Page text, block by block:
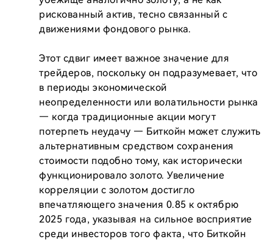
рискованный актив, тесно связанный с
движениями фондового рынка.
Этот сдвиг имеет важное значение для
трейдеров, поскольку он подразумевает, что
в периоды экономической
неопределенности или волатильности рынка
— когда традиционные акции могут
потерпеть неудачу — Биткойн может служить
альтернативным средством сохранения
стоимости подобно тому, как исторически
функционировало золото. Увеличение
корреляции с золотом достигло
впечатляющего значения 0.85 к октябрю
2025 года, указывая на сильное восприятие
среди инвесторов того факта, что Биткойн